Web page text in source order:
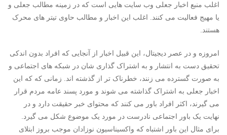
اغلب منبع اخبار جعلی وب سایت هایی است که در زمینه مطالب جعلی و
یا مهیج فعالیت می کنند. اغلب این اخبار و مطالب حاوی تیتر های محرک
هستند.
امروزه و در عصر دیجیتال، این قبیل اخبار از آنجایی که افراد بدون اندکی
تحقیق دست به انتشار و به اشتراک گذاری شان در شبکه های اجتماعی و
به صورت گسترده می زنند، خطرناک تر از گذشته اند. زمانی که که این
اخبار جعلی به اشتراک گذاشته می شوند و مورد پسند عامه مردم قرار
می گیرند، اکثر افراد باور می کنند که محتوای خبر حقیقت دارد و در
نهایت یک باور اجتماعی نادرست در مورد یک موضوع شکل می گیرد.
برای مثال این باور اشتباه که واکسیناسیون نوزادان موجب بروز ابتلای